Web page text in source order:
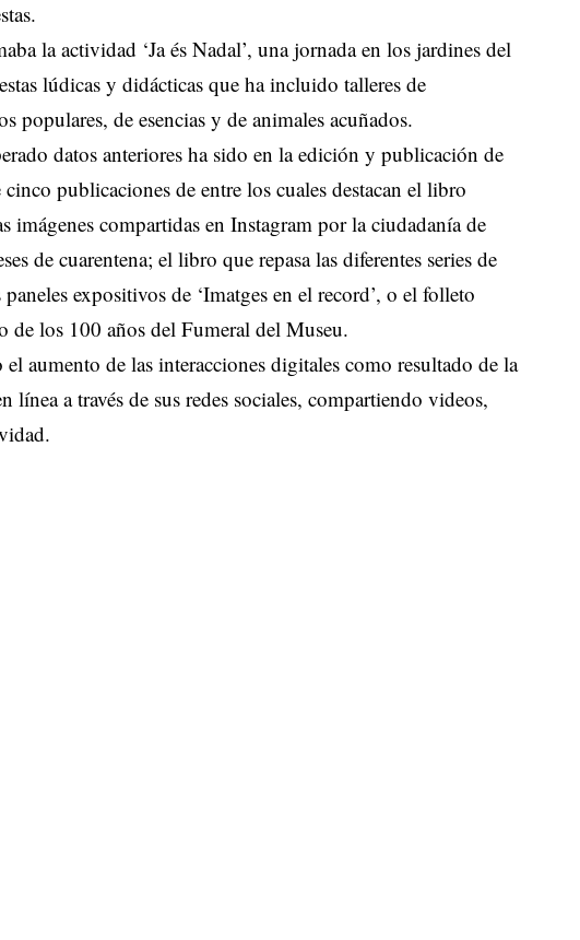
la actividad ‘Ja és Nadal’, una jornada en los jardines del
lúdicas y didácticas que ha incluido talleres de
populares, de esencias y de animales acuñados.
datos anteriores ha sido en la edición y publicación de
publicaciones de entre los cuales destacan el libro
imágenes compartidas en Instagram por la ciudadanía de
de cuarentena; el libro que repasa las diferentes series de
expositivos de ‘Imatges en el record’, o el folleto
de los 100 años del Fumeral del Museu.
aumento de las interacciones digitales como resultado de la
línea a través de sus redes sociales, compartiendo videos,